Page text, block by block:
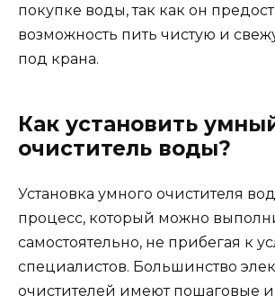
покупке воды, так как он
возможность пить чистую и
под крана.
Как установить
очиститель воды?
Установка умного очистителя
процесс, который можно
самостоятельно, не прибегая к
специалистов. Большинство
очистителей имеют пошаговые